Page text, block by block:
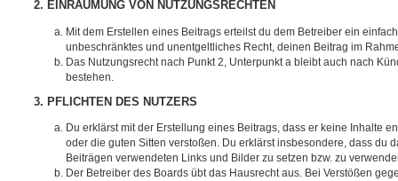
2. EINRÄUMUNG VON NUTZUNGSRECHTEN
Mit dem Erstellen eines Beitrags erteilst du dem Betreiber ein
unbeschränktes und unentgeltliches Recht, deinen Beitrag im
Das Nutzungsrecht nach Punkt 2, Unterpunkt a bleibt auch nach
bestehen.
3. PFLICHTEN DES NUTZERS
Du erklärst mit der Erstellung eines Beitrags, dass er keine Inhalte
oder die guten Sitten verstoßen. Du erklärst insbesondere, dass du
Beiträgen verwendeten Links und Bilder zu setzen bzw. zu
Der Betreiber des Boards übt das Hausrecht aus. Bei Verstößen